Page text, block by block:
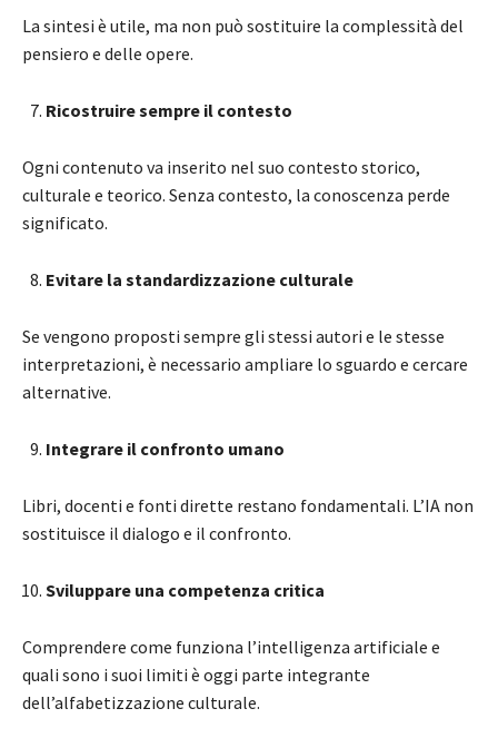
La sintesi è utile, ma non può sostituire la complessità del
pensiero e delle opere.
Ricostruire sempre il contesto
Ogni contenuto va inserito nel suo contesto storico,
culturale e teorico. Senza contesto, la conoscenza perde
significato.
Evitare la standardizzazione culturale
Se vengono proposti sempre gli stessi autori e le stesse
interpretazioni, è necessario ampliare lo sguardo e cercare
alternative.
Integrare il confronto umano
Libri, docenti e fonti dirette restano fondamentali. L’IA non
sostituisce il dialogo e il confronto.
Sviluppare una competenza critica
Comprendere come funziona l’intelligenza artificiale e
quali sono i suoi limiti è oggi parte integrante
dell’alfabetizzazione culturale.